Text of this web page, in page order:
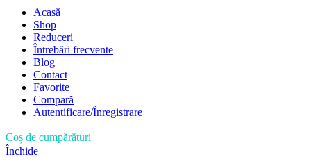
Acasă
Shop
Reduceri
Întrebări frecvente
Blog
Contact
Favorite
Compară
Autentificare/Înregistrare
Coș de cumpărături
Închide